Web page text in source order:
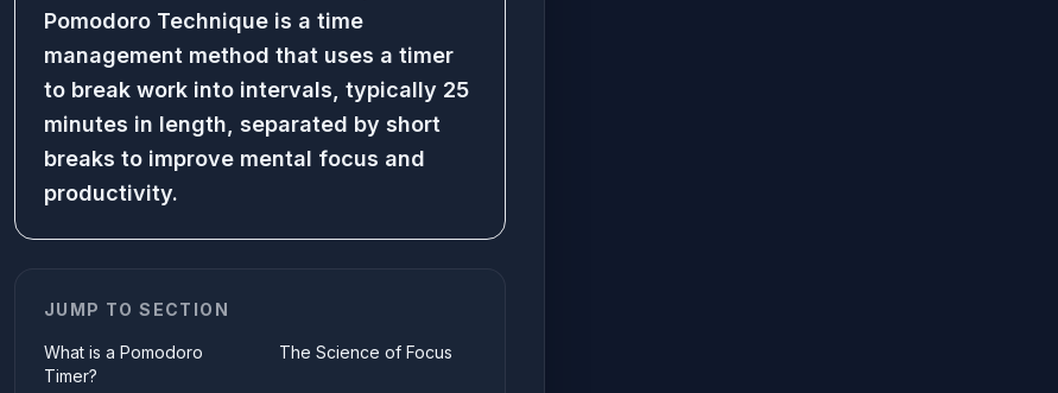
Pomodoro Technique is a time
management method that uses a timer
to break work into intervals, typically 25
minutes in length, separated by short
breaks to improve mental focus and
productivity.
JUMP TO SECTION
What is a Pomodoro
Timer?
The Science of Focus